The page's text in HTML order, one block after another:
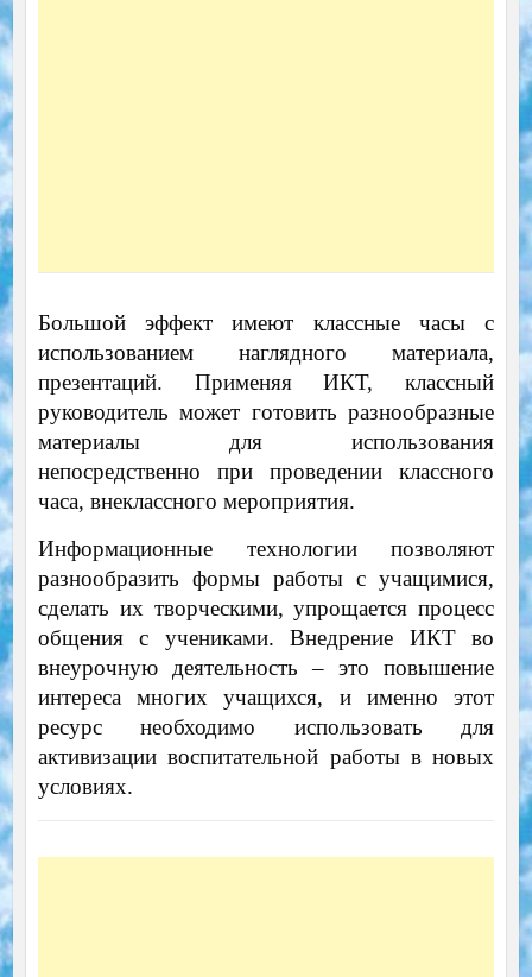
Большой эффект имеют классные часы с
использованием наглядного материала,
презентаций. Применяя ИКТ, классный
руководитель может готовить разнообразные
материалы для использования
непосредственно при проведении классного
часа, внеклассного мероприятия.
Информационные технологии позволяют
разнообразить формы работы с учащимися,
сделать их творческими, упрощается процесс
общения с учениками. Внедрение ИКТ во
внеурочную деятельность – это повышение
интереса многих учащихся, и именно этот
ресурс необходимо использовать для
активизации воспитательной работы в новых
условиях.